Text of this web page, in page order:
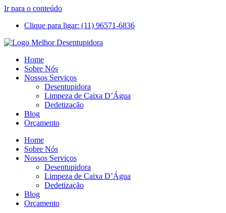
Ir para o conteúdo
Clique para ligar: (11) 96571-6836
Home
Sobre Nós
Nossos Serviços
Desentupidora
Limpeza de Caixa D’Água
Dedetização
Blog
Orçamento
Home
Sobre Nós
Nossos Serviços
Desentupidora
Limpeza de Caixa D’Água
Dedetização
Blog
Orçamento